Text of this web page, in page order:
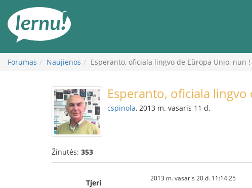
turinį
Forumas Naujienos Esperanto, oficiala lingvo de Eŭropa Unio, nun !
Esperanto, oficiala
cspinola, 2013 m. vasaris 11 d.
Žinutės: 353
Tjeri 2013 m. vasaris 20 d. 11:14:25